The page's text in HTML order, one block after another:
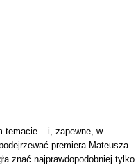
temacie – i, zapewne, w
premiera Mateusza
znać najprawdopodobniej tylko